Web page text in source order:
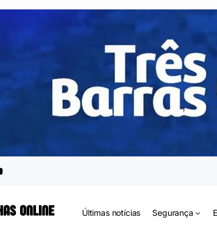
Últimas notícias Segurança